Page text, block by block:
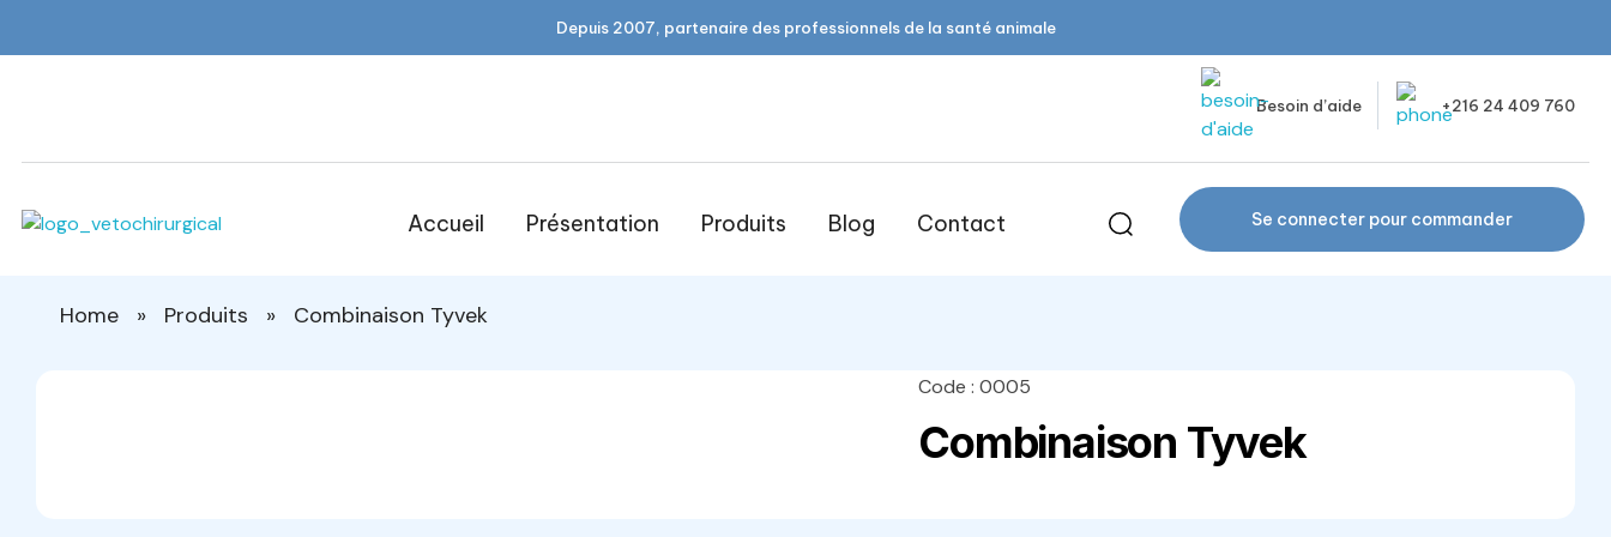
Depuis 2007, partenaire des professionnels de la santé animale
Besoin d’aide +216 24 409 760
Accueil Présentation Produits Blog Contact Se connecter pour commander
Home » Produits » Combinaison Tyvek
Code : 0005
Combinaison Tyvek